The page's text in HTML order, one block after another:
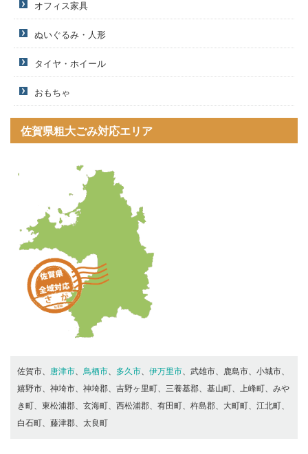
オフィス家具
ぬいぐるみ・人形
タイヤ・ホイール
おもちゃ
佐賀県粗大ごみ対応エリア
佐賀市、 唐津市 鳥栖市 多久市 伊万里市 、武雄市、鹿島市、小城市、
嬉野市、神埼市、神埼郡、吉野ヶ里町、三養基郡、基山町、上峰町、みや
き町、東松浦郡、玄海町、西松浦郡、有田町、杵島郡、大町町、江北町、
白石町、藤津郡、太良町